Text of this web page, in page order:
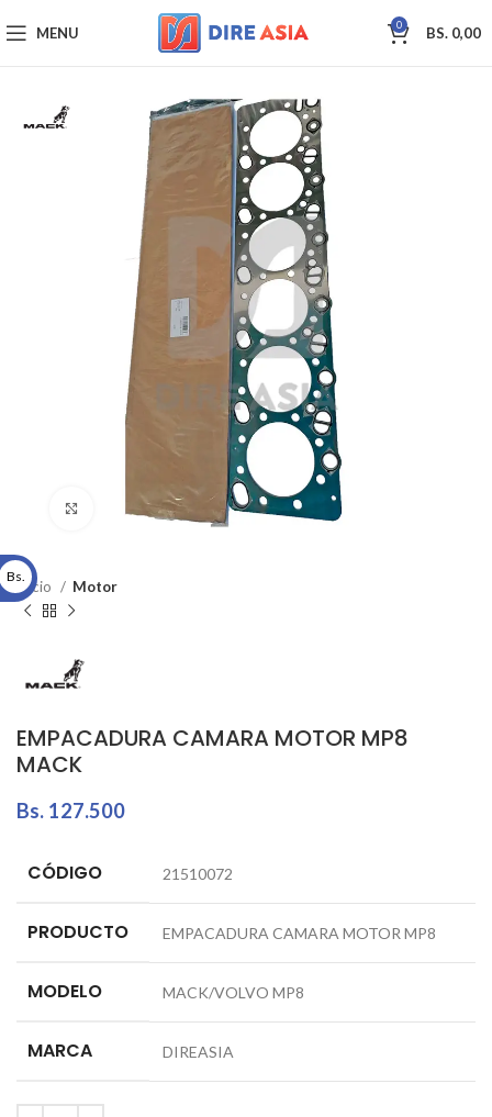
MENU 0 BS. 0,00
Click to enlarge
Inicio Motor
EMPACADURA CAMARA MOTOR MP8
MACK
Bs. 127.500
CÓDIGO 21510072
PRODUCTO EMPACADURA CAMARA MOTOR MP8
MODELO MACK/VOLVO MP8
MARCA DIREASIA
Bs.